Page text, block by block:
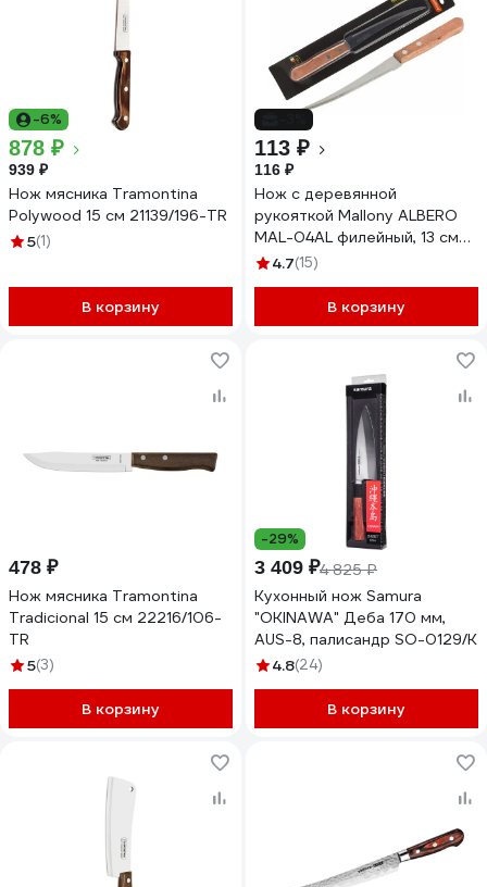
-6%
878 ₽
939 ₽
Нож мясника Tramontina
Polywood 15 см 21139/196-TR
5(1)
В корзину
113 ₽
116 ₽
Нож с деревянной
рукояткой Mallony ALBERO
MAL-04AL филейный, 13 см
005169
4.7(15)
В корзину
478 ₽
Нож мясника Tramontina
Tradicional 15 см 22216/106-
TR
5(3)
В корзину
-29%
3 409 ₽4 825 ₽
Кухонный нож Samura
"OKINAWA" Деба 170 мм,
AUS-8, палисандр SO-0129/K
4.8(24)
В корзину